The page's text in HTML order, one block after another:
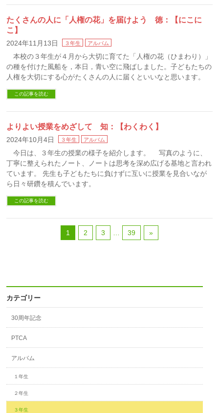
たくさんの人に「人権の花」を届けよう 徳：【にこに
こ】
2024年11月13日 ３年生 アルバム
本校の３年生が４月から大切に育てた「人権の花（ひまわり）」
の種を付けた風船を，本日，青い空に飛ばしました。子どもたちの
人権を大切にする心がたくさんの人に届くといいなと思います。
この記事を読む
よりよい授業をめざして 知：【わくわく】
2024年10月4日 ３年生 アルバム
今日は、３年生の授業の様子を紹介します。 写真のように、
丁寧に整えられたノート、ノートは思考を深め広げる基地と言われ
ています。 先生も子どもたちに負けずに互いに授業を見合いなが
ら日々研鑽を積んでいます。
この記事を読む
1 2 3 39 »
カテゴリー
30周年記念
PTCA
アルバム
１年生
２年生
３年生